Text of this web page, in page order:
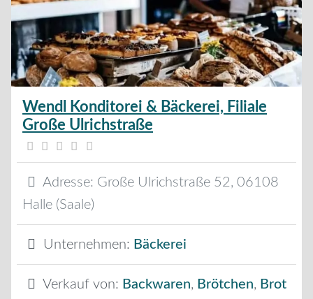
Wendl Konditorei & Bäckerei, Filiale
Große Ulrichstraße
Adresse: Große Ulrichstraße 52, 06108
Halle (Saale)
Unternehmen: Bäckerei
Verkauf von: Backwaren, Brötchen, Brot